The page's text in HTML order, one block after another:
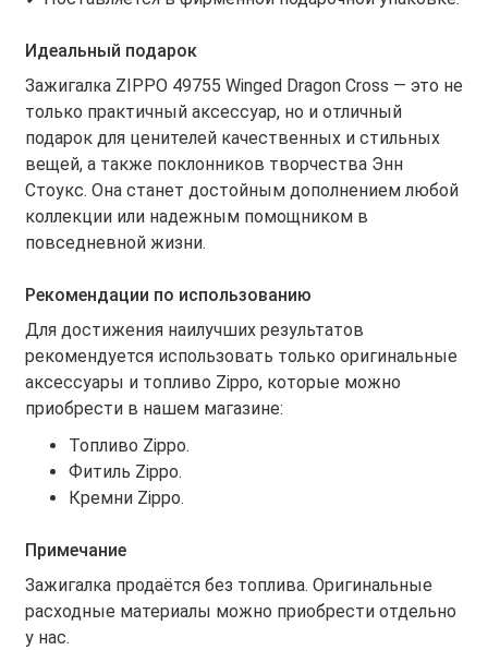
Идеальный подарок
Зажигалка ZIPPO 49755 Winged Dragon Cross — это не
только практичный аксессуар, но и отличный
подарок для ценителей качественных и стильных
вещей, а также поклонников творчества Энн
Стоукс. Она станет достойным дополнением любой
коллекции или надежным помощником в
повседневной жизни.
Рекомендации по использованию
Для достижения наилучших результатов
рекомендуется использовать только оригинальные
аксессуары и топливо Zippo, которые можно
приобрести в нашем магазине:
Топливо Zippo.
Фитиль Zippo.
Кремни Zippo.
Примечание
Зажигалка продаётся без топлива. Оригинальные
расходные материалы можно приобрести отдельно
у нас.